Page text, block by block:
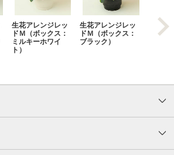
生花アレンジレッ
ドＭ（ボックス：
ミルキーホワイ
ト）
生花アレンジレッ
ドＭ（ボックス：
ブラック）
生花ア
ローＭ